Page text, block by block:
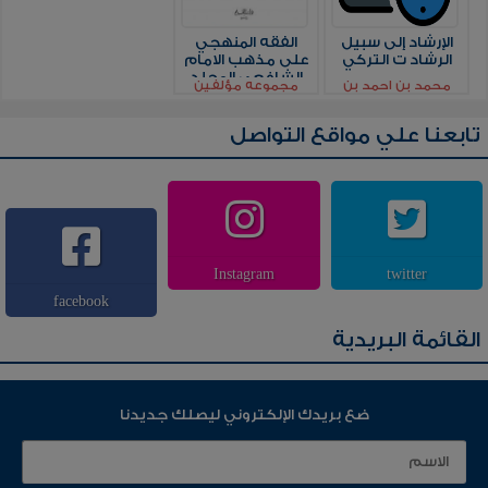
الإرشاد إلى سبيل
الرشاد ت التركي
محمد بن احمد بن
الفقه المنهجي
على مذهب الامام
الشافعي المجلد
الرابع
مجموعه مؤلفين
تابعنا علي مواقع التواصل
twitter
Instagram
facebook
القائمة البريدية
ضع بريدك الإلكتروني ليصلك جديدنا